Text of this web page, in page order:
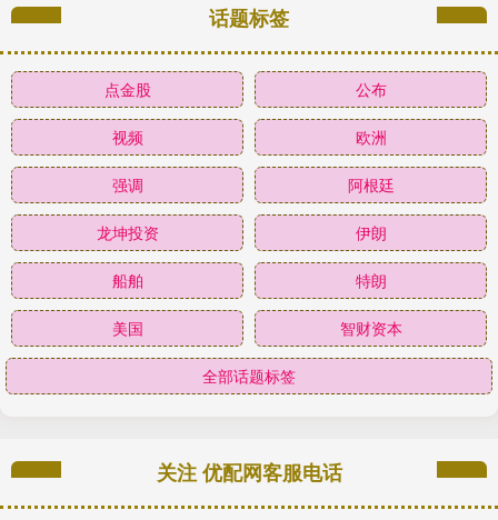
话题标签
点金股 公布
视频 欧洲
强调 阿根廷
龙坤投资 伊朗
船舶 特朗
美国 智财资本
全部话题标签
关注 优配网客服电话